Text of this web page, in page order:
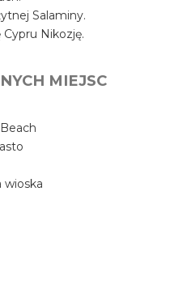
Salaminy.
Nikozję.
MIEJSC
wioska